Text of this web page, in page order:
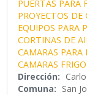
PUERTAS PARA
PROYECTOS
EQUIPOS PARA
CORTINAS DE
CAMARAS PARA
CAMARAS
Dirección:
Comuna: San